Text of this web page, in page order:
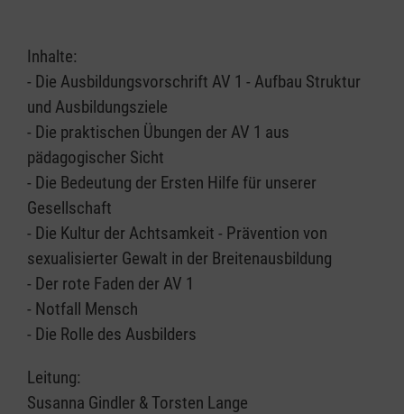
Inhalte:
- Die Ausbildungsvorschrift AV 1 - Aufbau Struktur
und Ausbildungsziele
- Die praktischen Übungen der AV 1 aus
pädagogischer Sicht
- Die Bedeutung der Ersten Hilfe für unserer
Gesellschaft
- Die Kultur der Achtsamkeit - Prävention von
sexualisierter Gewalt in der Breitenausbildung
- Der rote Faden der AV 1
- Notfall Mensch
- Die Rolle des Ausbilders
Leitung:
Susanna Gindler & Torsten Lange